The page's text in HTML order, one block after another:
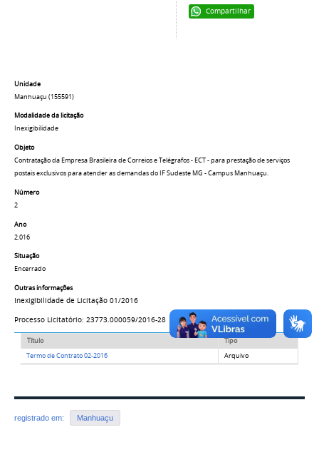
Compartilhar
Unidade
Manhuaçu (155591)
Modalidade da licitação
Inexigibilidade
Objeto
Contratação da Empresa Brasileira de Correios e Telégrafos - ECT - para prestação de serviços
postais exclusivos para atender as demandas do IF Sudeste MG - Campus Manhuaçu.
Número
2
Ano
2.016
Situação
Encerrado
Outras informações
Inexigibilidade de Licitação 01/2016
Processo Licitatório: 23773.000059/2016-28
Título
Tipo
Termo de Contrato 02-2016
Arquivo
registrado em: Manhuaçu